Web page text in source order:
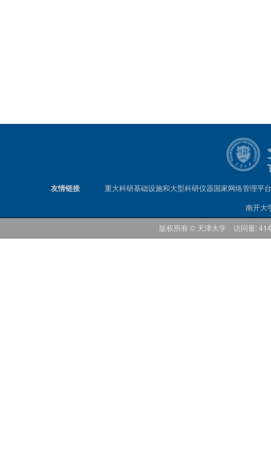
友情链接
重大科研基础设施和大型科研仪器国家网络管理平台
南开大
版权所有 © 天津大学 访问量: